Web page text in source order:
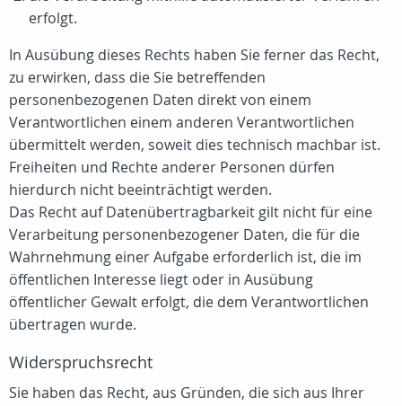
erfolgt.
In Ausübung dieses Rechts haben Sie ferner das Recht,
zu erwirken, dass die Sie betreffenden
personenbezogenen Daten direkt von einem
Verantwortlichen einem anderen Verantwortlichen
übermittelt werden, soweit dies technisch machbar ist.
Freiheiten und Rechte anderer Personen dürfen
hierdurch nicht beeinträchtigt werden.
Das Recht auf Datenübertragbarkeit gilt nicht für eine
Verarbeitung personenbezogener Daten, die für die
Wahrnehmung einer Aufgabe erforderlich ist, die im
öffentlichen Interesse liegt oder in Ausübung
öffentlicher Gewalt erfolgt, die dem Verantwortlichen
übertragen wurde.
Widerspruchsrecht
Sie haben das Recht, aus Gründen, die sich aus Ihrer